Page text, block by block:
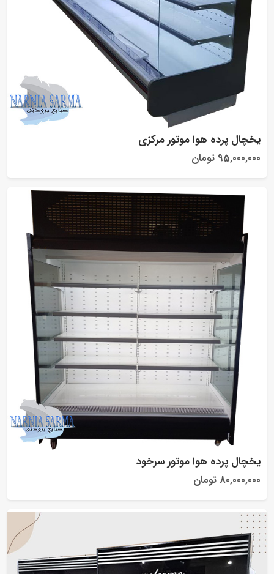
یخچال پرده هوا موتور مرکزی
95,000,000 تومان
یخچال پرده هوا موتور سرخود
80,000,000 تومان